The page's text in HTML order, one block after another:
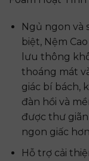
Ngủ ngon và
biệt, Nệm
lưu thông
thoáng mát
giác bí bách,
đàn hồi và
được thư
ngon giấc
Hỗ trợ cải